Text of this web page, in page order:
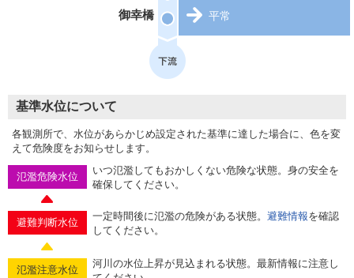
御幸橋 平常
基準水位について
各観測所で、水位があらかじめ設定された基準に達した場合に、色を変
えて危険度をお知らせします。
氾濫危険水位
いつ氾濫してもおかしくない危険な状態。身の安全を
確保してください。
避難判断水位
一定時間後に氾濫の危険がある状態。 避難情報を確認
してください。
氾濫注意水位
河川の水位上昇が見込まれる状態。最新情報に注意し